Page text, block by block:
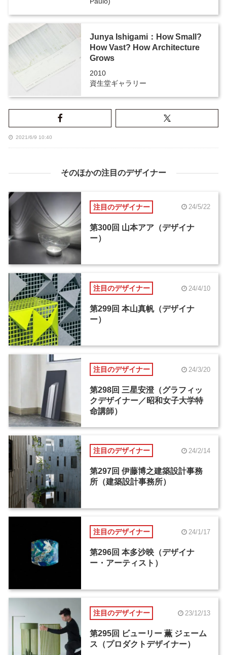
Junya Ishigami：How Small?
How Vast? How Architecture
Grows
2010
資生堂ギャラリー
2021/6/9 10:40
そのほかの注目のデザイナー
注目のデザイナー 24/5/22
第300回 山本アア（デザイナ
ー）
注目のデザイナー 24/4/10
第299回 本山真帆（デザイナ
ー）
注目のデザイナー 24/3/20
第298回 三星安澄（グラフィッ
クデザイナー／昭和女子大学特
命講師）
注目のデザイナー 24/2/14
第297回 伊藤博之建築設計事務
所（建築設計事務所）
注目のデザイナー 24/1/17
第296回 本多沙映（デザイナ
ー・アーティスト）
注目のデザイナー 23/12/13
第295回 ビューリー 薫 ジェーム
ス（プロダクトデザイナー）